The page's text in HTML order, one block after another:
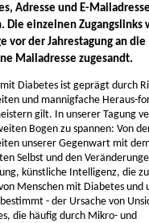
Adresse und E-
Die einzelnen Zugangslinks
vor der Jahrestagung an die
Mailadresse zugesandt.
mit Diabetes ist geprägt durch
und mannigfache Heraus-
gilt. In unserer Tagung
Bogen zu spannen: Von
unserer Gegenwart mit
Selbst und den
künstliche Intelligenz, die
Menschen mit Diabetes und
- der Ursache von
die häufig durch Mikro- und